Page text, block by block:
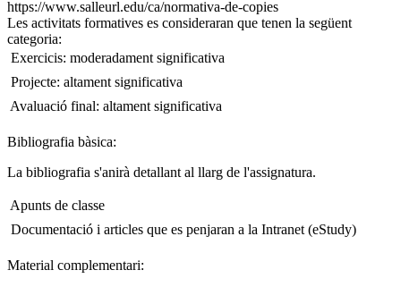
https://www.salleurl.edu/ca/normativa-de-copies
Les activitats formatives es consideraran que tenen la següent
categoria:
 Exercicis: moderadament significativa
 Projecte: altament significativa
 Avaluació final: altament significativa
Bibliografia bàsica:
La bibliografia s'anirà detallant al llarg de l'assignatura.
 Apunts de classe
 Documentació i articles que es penjaran a la Intranet (eStudy)
Material complementari: